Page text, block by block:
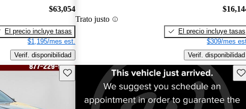
$63,054
El precio incluye tasas
$1,195/mes est.
Verif. disponibilidad
Trato justo
El precio incluye tasas
$309/mes
Verif. disponibilidad
Guarda este Aviso